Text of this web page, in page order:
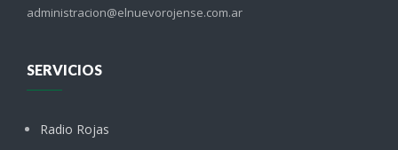
administracion@elnuevorojense.com.ar
SERVICIOS
Radio Rojas